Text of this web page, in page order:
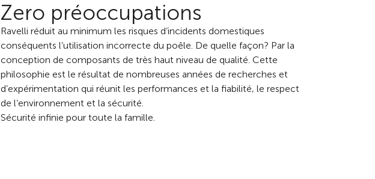
Zero préoccupations
Ravelli réduit au minimum les risques d’incidents domestiques
conséquents l’utilisation incorrecte du poêle. De quelle façon? Par la
conception de composants de très haut niveau de qualité. Cette
philosophie est le résultat de nombreuses années de recherches et
d’expérimentation qui réunit les performances et la fiabilité, le respect
de l’environnement et la sécurité.
Sécurité infinie pour toute la famille.